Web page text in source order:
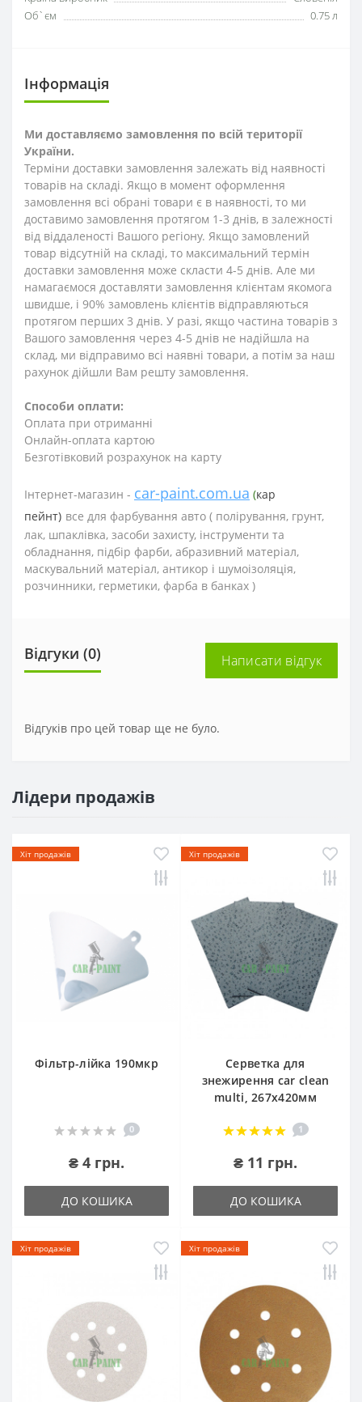
Об`єм
0.75 л
Інформація
Ми доставляємо замовлення по всій території
України.
Терміни доставки замовлення залежать від наявності
товарів на складі. Якщо в момент оформлення
замовлення всі обрані товари є в наявності, то ми
доставимо замовлення протягом 1-3 днів, в залежності
від віддаленості Вашого регіону. Якщо замовлений
товар відсутній на складі, то максимальний термін
доставки замовлення може скласти 4-5 днів. Але ми
намагаємося доставляти замовлення клієнтам якомога
швидше, і 90% замовлень клієнтів відправляються
протягом перших 3 днів. У разі, якщо частина товарів з
Вашого замовлення через 4-5 днів не надійшла на
склад, ми відправимо всі наявні товари, а потім за наш
рахунок дійшли Вам решту замовлення.
Способи оплати:
Оплата при отриманні
Онлайн-оплата картою
Безготівковий розрахунок на карту
Інтернет-магазин - car-paint.com.ua (кар
пейнт) все для фарбування авто ( полірування, грунт,
лак, шпаклівка, засоби захисту, інструменти та
обладнання, підбір фарби, абразивний матеріал,
маскувальний матеріал, антикор і шумоізоляція,
розчинники, герметики, фарба в банках )
Відгуки (0) Написати відгук
Відгуків про цей товар ще не було.
Лідери продажів
Хіт продажів
Фільтр-лійка 190мкр
0
₴ 4 грн.
ДО КОШИКА
Хіт продажів
Серветка для
знежирення car clean
multi, 267х420мм
1
₴ 11 грн.
ДО КОШИКА
Хіт продажів Хіт продажів